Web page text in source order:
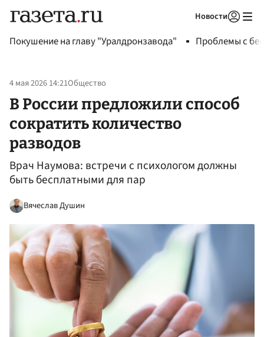
Новости
Покушение на главу "Уралдронзавода" Проблемы с
4 мая 2026 14:21Общество
В России предложили способ
сократить количество
разводов
Врач Наумова: встречи с психологом должны
быть бесплатными для пар
Вячеслав Душин